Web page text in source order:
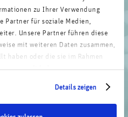
zu Ihrer Verwendung
Partner für soziale Medien,
Unsere Partner führen diese
mit weiteren Daten zusammen,
haben oder die sie im Rahmen
haben.
Details zeigen
Sie die richtigen
müssen Sie fehlende digitale
Mitarbeiter ergänzen. Diese zu finden
andere als leicht. Besonders in
die die digitale